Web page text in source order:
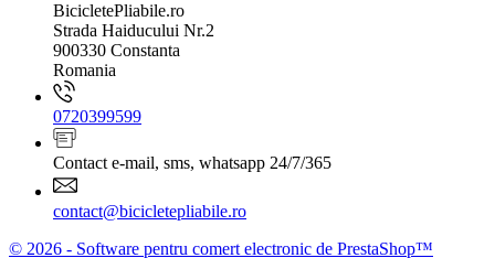
BicicletePliabile.ro
Strada Haiducului Nr.2
900330 Constanta
Romania
0720399599
Contact e-mail, sms, whatsapp 24/7/365
contact@bicicletepliabile.ro
© 2026 - Software pentru comert electronic de PrestaShop™